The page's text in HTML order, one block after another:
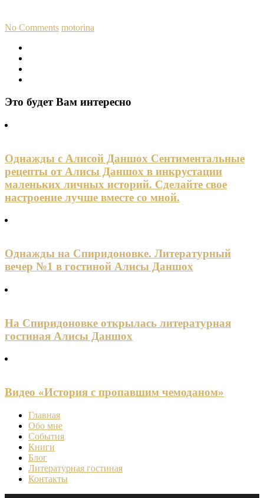
No Comments motorina
Это будет Вам интересно
Однажды с Алисой Даншох Сентиментальные
рецепты от Алисы Даншох в инкрустации
маленьких личных историй. Сделайте свое
настроение лучше вместе со мной.
Однажды на Спиридоновке. Литературный
вечер №1 в гостиной Алисы Даншох
На Спиридоновке открылась литературная
гостиная Алисы Даншох
Видео «История с пропавшим чемоданом»
Главная
Обо мне
События
Книги
Блог
Литературная гостиная
Контакты